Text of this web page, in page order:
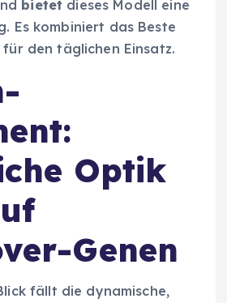
bietet dieses Modell eine
Es kombiniert das Beste
für den täglichen Einsatz.
Optik
Genen
fällt die dynamische,